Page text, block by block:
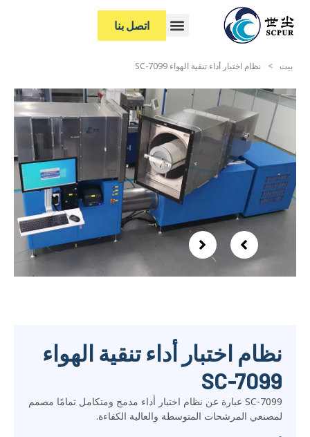
اتصل بنا
بيت > نظام اختبار أداء تنقية الهواء SC-7099
نظام اختبار أداء تنقية الهواء
SC-7099
SC-7099 عبارة عن نظام اختبار أداء مدمج ومتكامل تمامًا مصمم
لمصنعي المرشحات المتوسطة والعالية الكفاءة.